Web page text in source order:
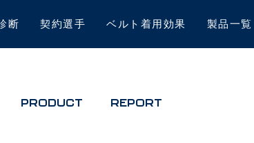
断 契約選手 ベルト着用効果 製品一覧
PRODUCT REPORT